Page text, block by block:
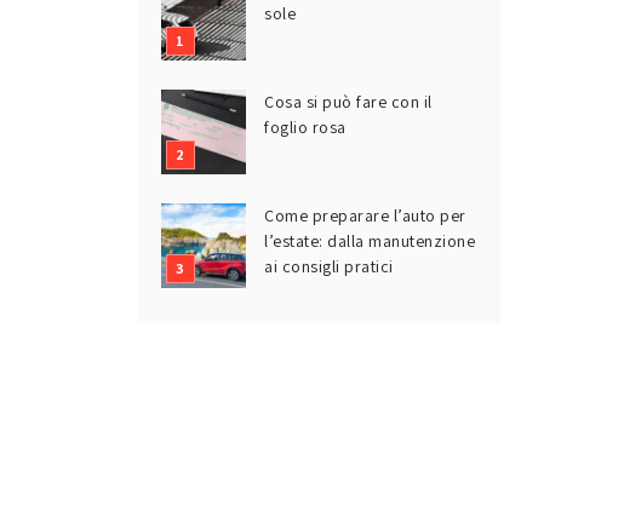
sole
Cosa si può fare con il
foglio rosa
Come preparare l’auto per
l’estate: dalla manutenzione
ai consigli pratici